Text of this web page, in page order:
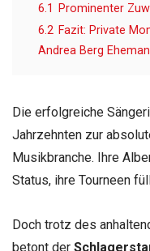
6.1
Prominenter
6.2 Fazit: Private
Andrea Berg
Die erfolgreiche
Jahrzehnten zur
Musikbranche. Ihre
Status, ihre Tourneen
Doch trotz des
betont der